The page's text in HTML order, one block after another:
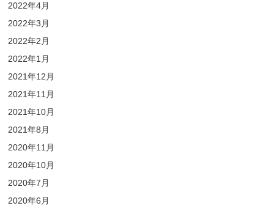
2022年4月
2022年3月
2022年2月
2022年1月
2021年12月
2021年11月
2021年10月
2021年8月
2020年11月
2020年10月
2020年7月
2020年6月